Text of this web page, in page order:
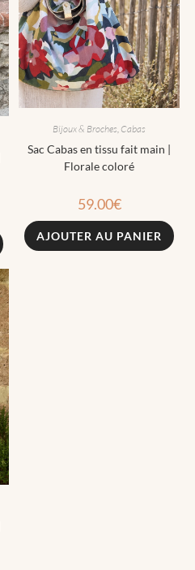
Bijoux & Broches, Cabas
Sac Cabas en tissu fait main |
Florale coloré
59.00€
AJOUTER AU PANIER